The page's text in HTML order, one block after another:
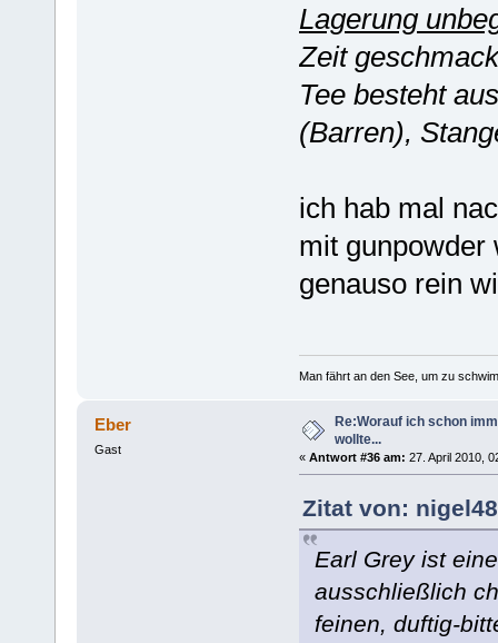
Lagerung
Zeit
Tee besteht
(Barren),
ich hab mal
mit gunpowder
genauso rein
Man fährt an den See, um zu
Eber
Gast
Re:Worauf ich schon
wollte...
« Antwort #36 am: 27. April 2010,
Zitat von:
Earl Grey ist
ausschließlich
feinen, duftig-